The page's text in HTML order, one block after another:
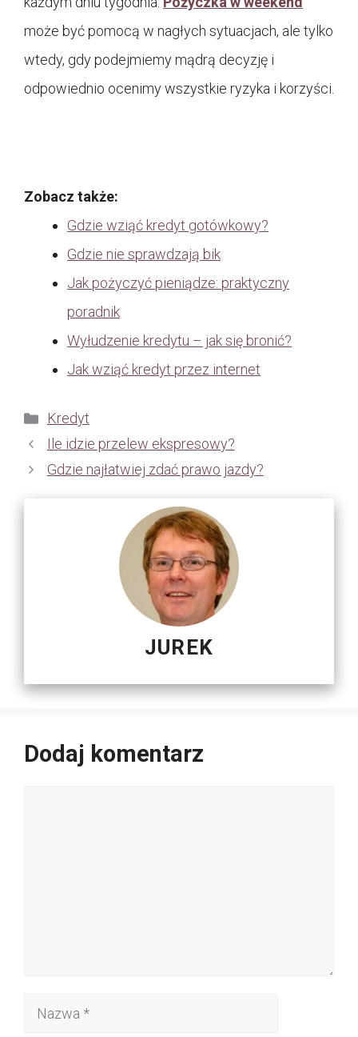
może być pomocą w nagłych sytuacjach, ale tylko
wtedy, gdy podejmiemy mądrą decyzję i
odpowiednio ocenimy wszystkie ryzyka i korzyści.
Zobacz także:
Gdzie wziąć kredyt gotówkowy?
Gdzie nie sprawdzają bik
Jak pożyczyć pieniądze: praktyczny
poradnik
Wyłudzenie kredytu – jak się bronić?
Jak wziąć kredyt przez internet
Kategorie
Kredyt
Ile idzie przelew ekspresowy?
Gdzie najłatwiej zdać prawo jazdy?
JUREK
Dodaj komentarz
Nazwa